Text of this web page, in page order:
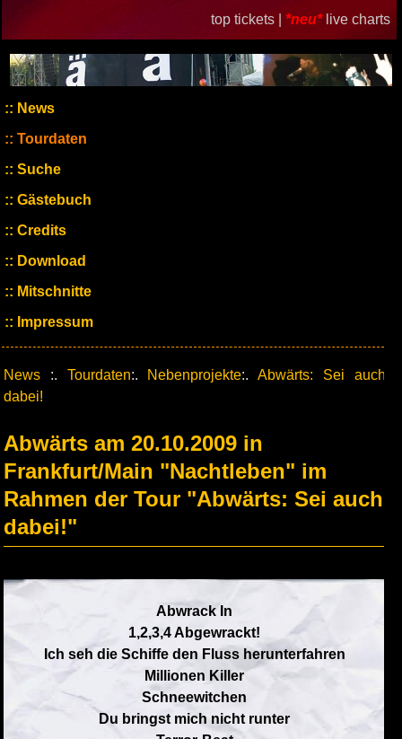
top tickets | *neu* live charts
News
Tourdaten
Suche
Gästebuch
Credits
Download
Mitschnitte
Impressum
News :. Tourdaten:. Nebenprojekte:.Abwärts: Sei auch
dabei!
Abwärts am 20.10.2009 in
Frankfurt/Main "Nachtleben" im
Rahmen der Tour "Abwärts: Sei auch
dabei!"
Abwrack In
1,2,3,4 Abgewrackt!
Ich seh die Schiffe den Fluss herunterfahren
Millionen Killer
Schneewitchen
Du bringst mich nicht runter